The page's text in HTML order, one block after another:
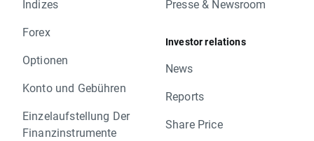
Indizes
Forex
Optionen
Konto und Gebühren
Einzelaufstellung Der
Finanzinstrumente
Presse & Newsroom
Investor relations
News
Reports
Share Price